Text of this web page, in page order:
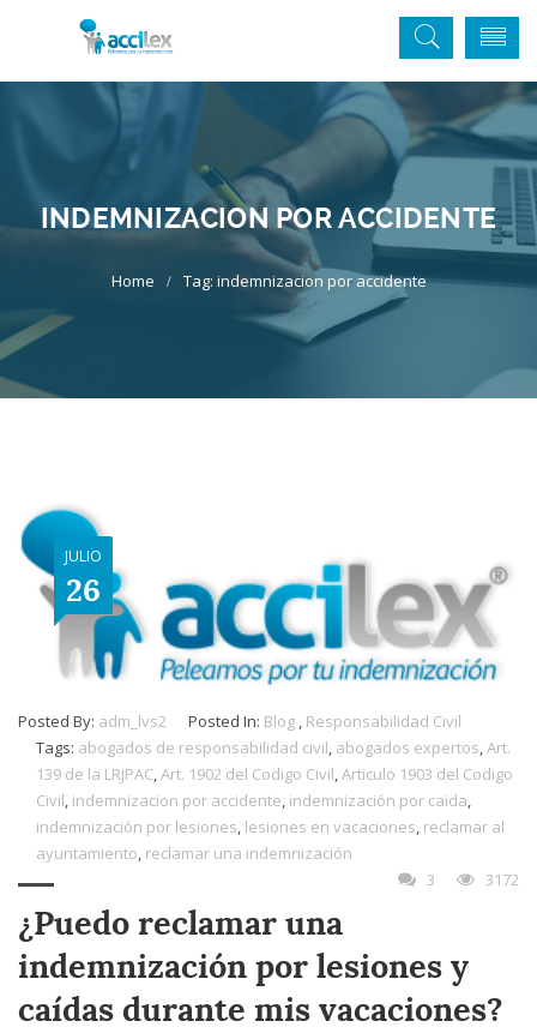
INDEMNIZACION POR ACCIDENTE
Tag: indemnizacion por accidente
JULIO
26
Posted By: adm_lvs2 Posted In: Blog , Responsabilidad Civil
Tags: abogados de responsabilidad civil, abogados expertos,Art.
139 de la LRJPAC,Art. 1902 del Codigo Civil,Articulo 1903 del Codigo
Civil, indemnizacion por accidente, indemnización por caida,
indemnización por lesiones, lesiones en vacaciones, reclamar al
ayuntamiento, reclamar una indemnización
3
3172
¿Puedo reclamar una
indemnización por lesiones y
caídas durante mis vacaciones?